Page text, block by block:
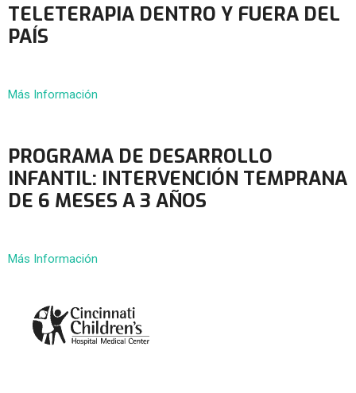
TELETERAPIA DENTRO Y FUERA DEL
PAÍS
Más Información
PROGRAMA DE DESARROLLO
INFANTIL: INTERVENCIÓN TEMPRANA
DE 6 MESES A 3 AÑOS
Más Información